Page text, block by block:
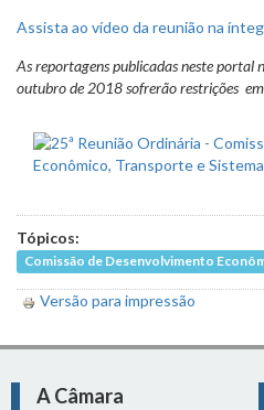
Assista ao vídeo da reunião na
As reportagens publicadas neste portal
outubro de 2018 sofrerão restrições
Tópicos:
Comissão de Desenvolvimento
Versão para impressão
A Câmara